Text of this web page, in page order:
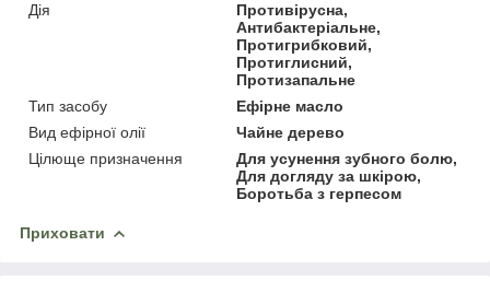
Дія
Противірусна,
Антибактеріальне,
Протигрибковий,
Протиглисний,
Протизапальне
Тип засобу
Ефірне масло
Вид ефірної олії
Чайне дерево
Цілюще призначення
Для усунення зубного болю,
Для догляду за шкірою,
Боротьба з герпесом
Приховати